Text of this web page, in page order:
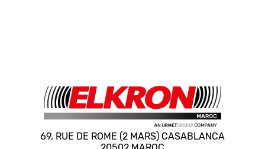
69, RUE DE ROME (2 MARS) CASABLANCA